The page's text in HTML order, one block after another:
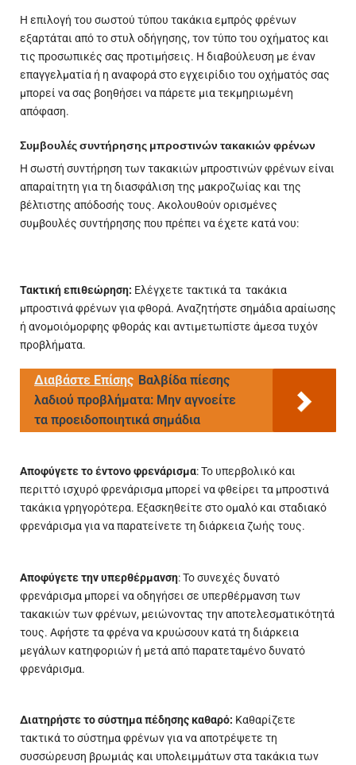
Η επιλογή του σωστού τύπου τακάκια εμπρός φρένων
εξαρτάται από το στυλ οδήγησης, τον τύπο του οχήματος και
τις προσωπικές σας προτιμήσεις. Η διαβούλευση με έναν
επαγγελματία ή η αναφορά στο εγχειρίδιο του οχήματός σας
μπορεί να σας βοηθήσει να πάρετε μια τεκμηριωμένη
απόφαση.
Συμβουλές συντήρησης μπροστινών τακακιών φρένων
Η σωστή συντήρηση των τακακιών μπροστινών φρένων είναι
απαραίτητη για τη διασφάλιση της μακροζωίας και της
βέλτιστης απόδοσής τους. Ακολουθούν ορισμένες
συμβουλές συντήρησης που πρέπει να έχετε κατά νου:
Τακτική επιθεώρηση: Ελέγχετε τακτικά τα τακάκια
μπροστινά φρένων για φθορά. Αναζητήστε σημάδια αραίωσης
ή ανομοιόμορφης φθοράς και αντιμετωπίστε άμεσα τυχόν
προβλήματα.
Διαβάστε Επίσης Βαλβίδα πίεσης
λαδιού προβλήματα: Μην αγνοείτε
τα προειδοποιητικά σημάδια
Αποφύγετε το έντονο φρενάρισμα: Το υπερβολικό και
περιττό ισχυρό φρενάρισμα μπορεί να φθείρει τα μπροστινά
τακάκια γρηγορότερα. Εξασκηθείτε στο ομαλό και σταδιακό
φρενάρισμα για να παρατείνετε τη διάρκεια ζωής τους.
Αποφύγετε την υπερθέρμανση: Το συνεχές δυνατό
φρενάρισμα μπορεί να οδηγήσει σε υπερθέρμανση των
τακακιών των φρένων, μειώνοντας την αποτελεσματικότητά
τους. Αφήστε τα φρένα να κρυώσουν κατά τη διάρκεια
μεγάλων κατηφοριών ή μετά από παρατεταμένο δυνατό
φρενάρισμα.
Διατηρήστε το σύστημα πέδησης καθαρό: Καθαρίζετε
τακτικά το σύστημα φρένων για να αποτρέψετε τη
συσσώρευση βρωμιάς και υπολειμμάτων στα τακάκια των